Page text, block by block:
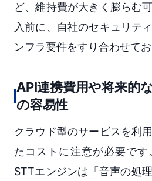
ど、維持費が大きく膨らむ
入前に、自社のセキュリテ
ンフラ要件をすり合わせて
API連携費用や将来的
の容易性
クラウド型のサービスを利
たコストに注意が必要で
STTエンジンは「音声の処